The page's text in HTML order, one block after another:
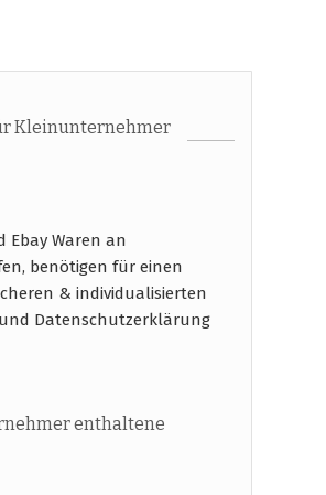
Kleinunternehmer
Waren an
benötigen für einen
& individualisierten
Datenschutzerklärung
enthaltene